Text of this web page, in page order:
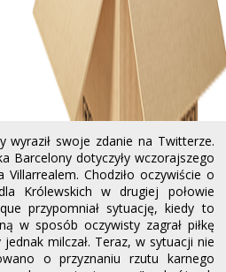
wyraził swoje zdanie na Twitterze.
Barcelony dotyczyły wczorajszego
Chodziło oczywiście o
Królewskich w drugiej połowie
przypomniał sytuację, kiedy to
w sposób oczywisty zagrał piłkę
milczał. Teraz, w sytuacji nie
o przyznaniu rzutu karnego